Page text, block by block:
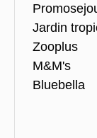
Jardin
Zooplus
M&M's
Bluebella